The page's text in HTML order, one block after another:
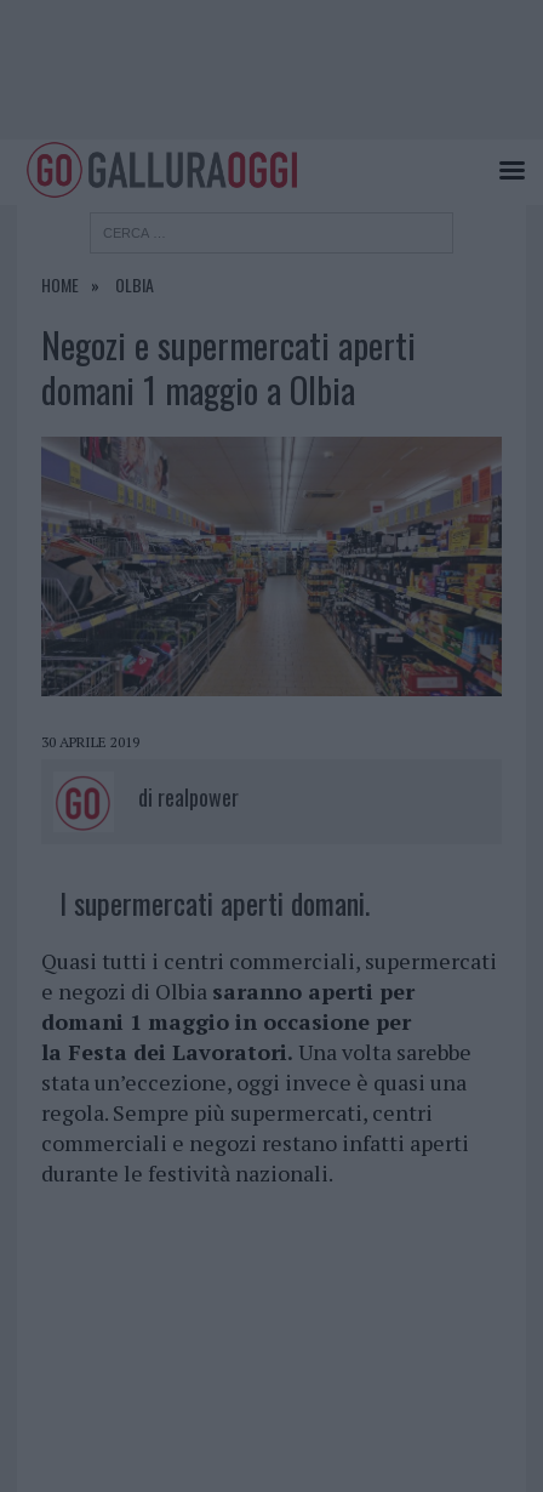
HOME OLBIA
Negozi e supermercati aperti
domani 1 maggio a Olbia
30 APRILE 2019
di realpower
I supermercati aperti domani.
Quasi tutti i centri commerciali, supermercati
e negozi di Olbia saranno aperti per
domani 1 maggio in occasione per
la Festa dei Lavoratori. Una volta sarebbe
stata un’eccezione, oggi invece è quasi una
regola. Sempre più supermercati, centri
commerciali e negozi restano infatti aperti
durante le festività nazionali.